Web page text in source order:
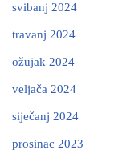
svibanj 2024
travanj 2024
ožujak 2024
veljača 2024
siječanj 2024
prosinac 2023